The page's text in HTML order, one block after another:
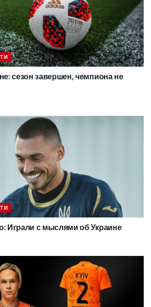
сезон завершен, чемпиона не
Играли с мыслями об Украине